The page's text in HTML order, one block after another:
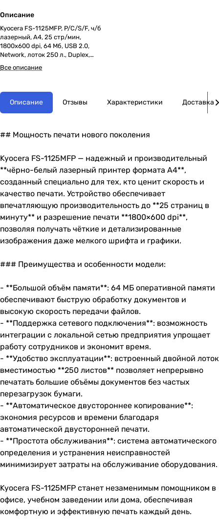
Описание
Kyocera FS-1125MFP, P/C/S/F, ч/б
лазерный, A4, 25 стр/мин,
1800x600 dpi, 64 Мб, USB 2.0,
Network, лоток 250 л., Duplex,
автопод., старт.тонер 1000 стр.
Все описание
Описание Отзывы Характеристики Доставка
## Мощность печати нового поколения
Kyocera FS-1125MFP — надежный и производительный
**чёрно-белый лазерный принтер формата А4**,
созданный специально для тех, кто ценит скорость и
качество печати. Устройство обеспечивает
впечатляющую производительность до **25 страниц в
минуту** и разрешение печати **1800×600 dpi**,
позволяя получать чёткие и детализированные
изображения даже мелкого шрифта и графики.
### Преимущества и особенности модели:
- **Большой объём памяти**: 64 МБ оперативной памяти
обеспечивают быструю обработку документов и
высокую скорость передачи файлов.
- **Поддержка сетевого подключения**: возможность
интеграции с локальной сетью предприятия упрощает
работу сотрудников и экономит время.
- **Удобство эксплуатации**: встроенный двойной лоток
вместимостью **250 листов** позволяет непрерывно
печатать большие объёмы документов без частых
перезагрузок бумаги.
- **Автоматическое двустороннее копирование**:
экономия ресурсов и времени благодаря
автоматической двусторонней печати.
- **Простота обслуживания**: система автоматического
определения и устранения неисправностей
минимизирует затраты на обслуживание оборудования.
Kyocera FS-1125MFP станет незаменимым помощником в
офисе, учебном заведении или дома, обеспечивая
комфортную и эффективную печать каждый день.